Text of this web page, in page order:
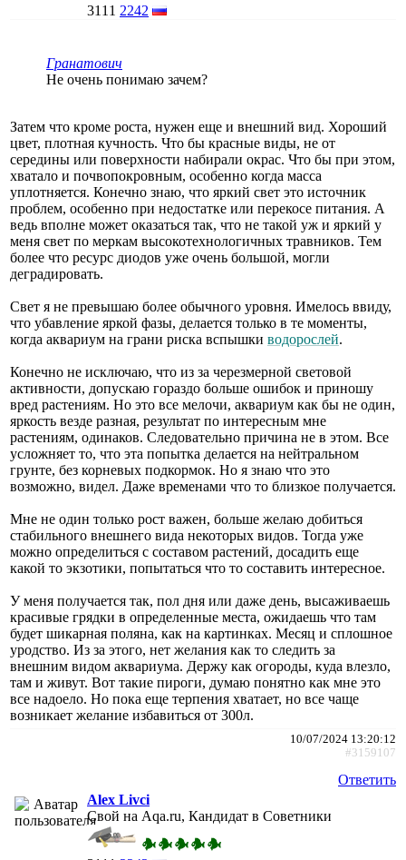
3111 2242
Гранатович
Не очень понимаю зачем?
Затем что кроме роста, нужен еще и внешний вид. Хороший
цвет, плотная кучность. Что бы красные виды, не от
середины или поверхности набирали окрас. Что бы при этом,
хватало и почвопокровным, особенно когда масса
уплотняется. Конечно знаю, что яркий свет это источник
проблем, особенно при недостатке или перекосе питания. А
ведь вполне может оказаться так, что не такой уж и яркий у
меня свет по меркам высокотехнологичных травников. Тем
более что ресурс диодов уже очень большой, могли
деградировать.
Свет я не превышаю более обычного уровня. Имелось ввиду,
что убавление яркой фазы, делается только в те моменты,
когда аквариум на грани риска вспышки водорослей.
Конечно не исключаю, что из за черезмерной световой
активности, допускаю гораздо больше ошибок и приношу
вред растениям. Но это все мелочи, аквариум как бы не один,
яркость везде разная, результат по интересным мне
растениям, одинаков. Следовательно причина не в этом. Все
усложняет то, что эта попытка делается на нейтральном
грунте, без корневых подкормок. Но я знаю что это
возможно, видел. Даже временами что то близкое получается.
Мне не один только рост важен, больше желаю добиться
стабильного внешнего вида некоторых видов. Тогда уже
можно определиться с составом растений, досадить еще
какой то экзотики, попытаться что то составить интересное.
У меня получается так, пол дня или даже день, высаживаешь
красивые грядки в определенные места, ожидаешь что там
будет шикарная поляна, как на картинках. Месяц и сплошное
уродство. Из за этого, нет желания как то следить за
внешним видом аквариума. Держу как огороды, куда влезло,
там и живут. Вот такие пироги, думаю понятно как мне это
все надоело. Но пока еще терпения хватает, но все чаще
возникает желание избавиться от 300л.
10/07/2024 13:20:12
#3159107
Ответить
Alex Livci
Свой на Aqa.ru, Кандидат в Советники